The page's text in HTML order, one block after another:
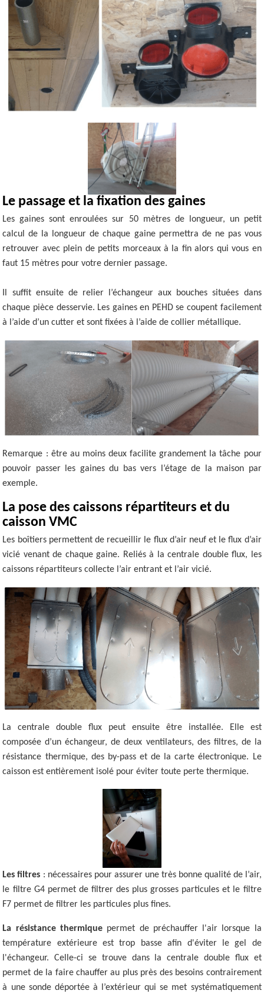
Le passage et la fixation des gaines
Les gaines sont enroulées sur 50 mètres de longueur, un petit
calcul de la longueur de chaque gaine permettra de ne pas vous
retrouver avec plein de petits morceaux à la fin alors qui vous en
faut 15 mètres pour votre dernier passage.
Il suffit ensuite de relier l’échangeur aux bouches situées dans
chaque pièce desservie. Les gaines en PEHD se coupent facilement
à l’aide d’un cutter et sont fixées à l’aide de collier métallique.
Remarque : être au moins deux facilite grandement la tâche pour
pouvoir passer les gaines du bas vers l’étage de la maison par
exemple.
La pose des caissons répartiteurs et du
caisson VMC
Les boîtiers permettent de recueillir le flux d’air neuf et le flux d’air
vicié venant de chaque gaine. Reliés à la centrale double flux, les
caissons répartiteurs collecte l’air entrant et l’air vicié.
La centrale double flux peut ensuite être installée. Elle est
composée d’un échangeur, de deux ventilateurs, des filtres, de la
résistance thermique, des by-pass et de la carte électronique. Le
caisson est entièrement isolé pour éviter toute perte thermique.
Les filtres : nécessaires pour assurer une très bonne qualité de l’air,
le filtre G4 permet de filtrer des plus grosses particules et le filtre
F7 permet de filtrer les particules plus fines.
La résistance thermique permet de préchauffer l'air lorsque la
température extérieure est trop basse afin d'éviter le gel de
l'échangeur. Celle-ci se trouve dans la centrale double flux et
permet de la faire chauffer au plus près des besoins contrairement
à une sonde déportée à l’extérieur qui se met systématiquement